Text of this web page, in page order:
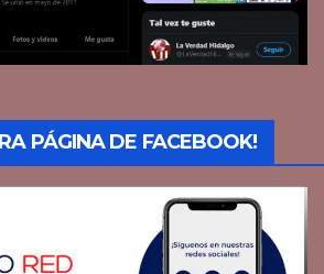
PÁGINA DE FACEBOOK!